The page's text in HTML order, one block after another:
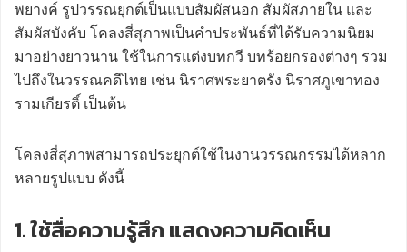
พยางค์ รูปวรรณยุกต์เป็นแบบสัมผัสนอก สัมผัสภายใน และ
สัมผัสบังคับ โคลงสี่สุภาพเป็นคำประพันธ์ที่ได้รับความนิยม
มาอย่างยาวนาน ใช้ในการแต่งบทกวี บทร้อยกรองต่างๆ รวม
ไปถึงในวรรณคดีไทย เช่น นิราศพระยาตรัง นิราศภูเขาทอง
รามเกียรติ์ เป็นต้น
โคลงสี่สุภาพสามารถประยุกต์ใช้ในงานวรรณกรรมได้หลาก
หลายรูปแบบ ดังนี้
1. ใช้สื่อความรู้สึก แสดงความคิดเห็น